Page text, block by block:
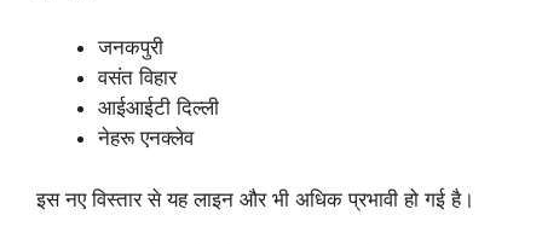
जनकपुरी
वसंत विहार
आईआईटी दिल्ली
नेहरू एनक्लेव
इस नए विस्तार से यह लाइन और भी अधिक प्रभावी हो गई है।